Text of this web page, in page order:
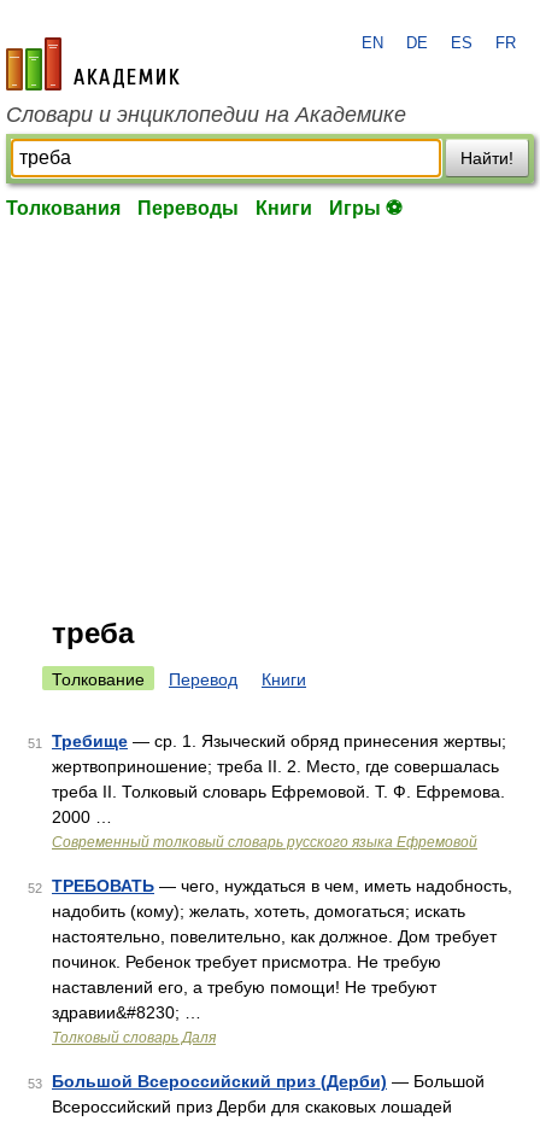
academic.ru
EN DE ES FR
Словари и энциклопедии на Академике
Найти!
Толкования Переводы Книги Игры ⚽
треба
Толкование Перевод Книги
51 Требище — ср. 1. Языческий обряд принесения жертвы;
жертвоприношение; треба II. 2. Место, где совершалась
треба II. Толковый словарь Ефремовой. Т. Ф. Ефремова.
2000 …
Современный толковый словарь русского языка Ефремовой
52 ТРЕБОВАТЬ — чего, нуждаться в чем, иметь надобность,
надобить (кому); желать, хотеть, домогаться; искать
настоятельно, повелительно, как должное. Дом требует
починок. Ребенок требует присмотра. Не требую
наставлений его, а требую помощи! Не требуют
здравии&#8230; …
Толковый словарь Даля
53 Большой Всероссийский приз (Дерби) — Большой
Всероссийский приз Дерби для скаковых лошадей